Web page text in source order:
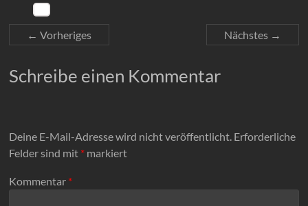
← Vorheriges Nächstes →
Schreibe einen Kommentar
Deine E-Mail-Adresse wird nicht veröffentlicht. Erforderliche
Felder sind mit * markiert
Kommentar *